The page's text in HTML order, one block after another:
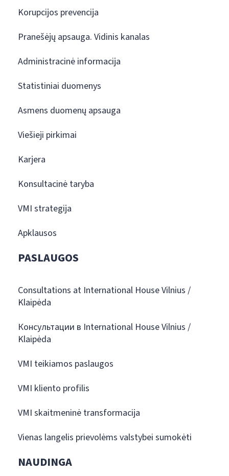
Korupcijos prevencija
Pranešėjų apsauga. Vidinis kanalas
Administracinė informacija
Statistiniai duomenys
Asmens duomenų apsauga
Viešieji pirkimai
Karjera
Konsultacinė taryba
VMI strategija
Apklausos
PASLAUGOS
Consultations at International House Vilnius /
Klaipėda
Консультации в International House Vilnius /
Klaipėda
VMI teikiamos paslaugos
VMI kliento profilis
VMI skaitmeninė transformacija
Vienas langelis prievolėms valstybei sumokėti
NAUDINGA